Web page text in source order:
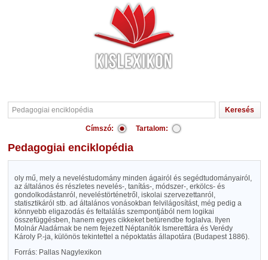
Címszó: Tartalom:
Pedagogiai enciklopédia
oly mű, mely a neveléstudomány minden ágairól és segédtudományairól,
az általános és részletes nevelés-, tanítás-, módszer-, erkölcs- és
gondolkodástanról, neveléstörténetről, iskolai szervezettanról,
statisztikáról stb. ad általános vonásokban felvilágosítást, még pedig a
könnyebb eligazodás és feltalálás szempontjából nem logikai
összefüggésben, hanem egyes cikkeket betürendbe foglalva. Ilyen
Molnár Aladárnak be nem fejezett Néptanítók Ismerettára és Verédy
Károly P.-ja, különös tekintettel a népoktatás állapotára (Budapest 1886).
Forrás: Pallas Nagylexikon